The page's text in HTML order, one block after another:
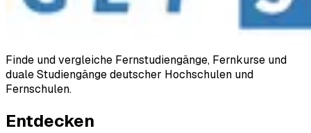
Finde und vergleiche Fernstudiengänge, Fernkurse und
duale Studiengänge deutscher Hochschulen und
Fernschulen.
Entdecken